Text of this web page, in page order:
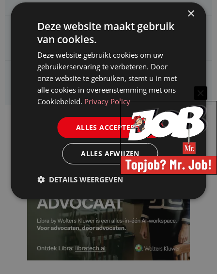
CAOP zoekt een
Juridisch adviseur (junior)
Kifid zoekt een
Jurist- secretaris
×
Deze website maakt gebruik
van cookies.
Deze website gebruikt cookies om uw
gebruikerservaring te verbeteren. Door
onze website te gebruiken, stemt u in met
alle cookies in overeenstemming met ons
Cookiebeleid. Privacy Policy
ALLES ACCEPTEREN
ALLES AFWIJZEN
DETAILS WEERGEVEN